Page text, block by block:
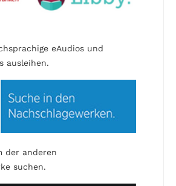
eAudios und
ausleihen.
der anderen
suchen.